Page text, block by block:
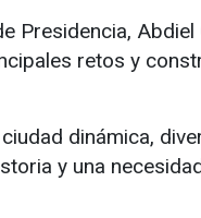
Presidencia,
retos y
dinámica,
y una